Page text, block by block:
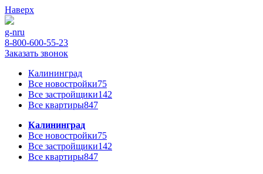
Наверх
g-nru
8-800-600-55-23
Заказать звонок
Калининград
Все новостройки75
Все застройщики142
Все квартиры847
Калининград
Все новостройки75
Все застройщики142
Все квартиры847